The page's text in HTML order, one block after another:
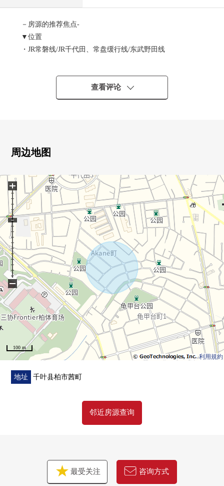
－房源的推荐焦点-
▼位置
・JR常磐线/JR千代田、常盘缓行线/东武野田线
・土地面积：163.00平米(约49.30坪)
能在喜欢的House厂商建造
■ 在找想要的家方面给予帮助的━━━━━・・・
房源的详细、需讨论是如有意向，请跟我们联系。
查看评论
周边地图
利用規約
100 m
+
−
地址 千叶县柏市茜町
邻近房源查询
最受关注 咨询方式